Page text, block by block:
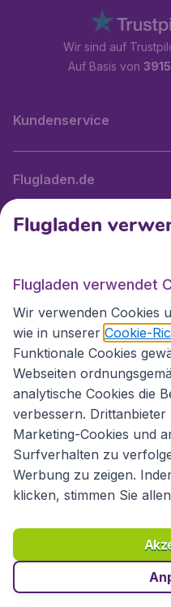
Wir sind auf
Auf Basis von
Kundenservice
Flugladen.de
Internationale Webseiten
Folgen Sie uns:
Richtlinien und
Datenschutzerklärung
Flugladen
Flugladen verwendet
Wir verwenden Cookies
wie in unserer Cookie-
Funktionale Cookies
Webseiten
analytische Cookies die
verbessern. Drittanbieter
Marketing-Cookies und
Surfverhalten zu
Werbung zu zeigen.
klicken, stimmen Sie